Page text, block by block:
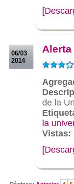
06/03
2014
Alerta
de la
la
Vistas: